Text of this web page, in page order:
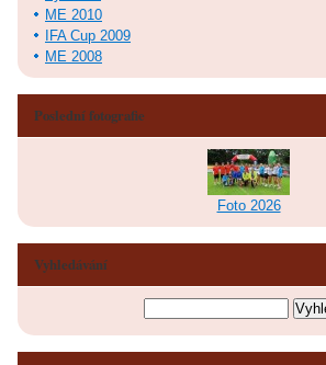
ME 2010
IFA Cup 2009
ME 2008
Poslední fotografie
Foto 2026
Vyhledávání